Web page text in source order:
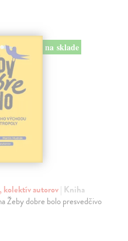
na sklade
kolektív autorov| Kniha
Žeby dobre bolo presvedčivo